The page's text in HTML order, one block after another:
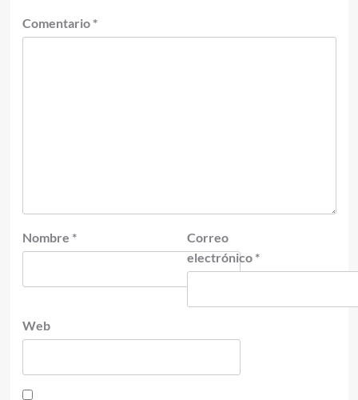
Comentario *
Nombre *
Correo
electrónico *
Web